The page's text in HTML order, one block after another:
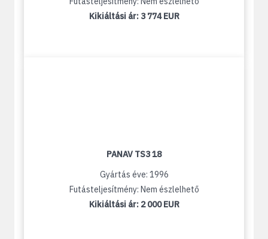
Kikiáltási ár: 3 774 EUR
PANAV TS3 18
Gyártás éve: 1996
Futásteljesítmény: Nem észlelhető
Kikiáltási ár: 2 000 EUR